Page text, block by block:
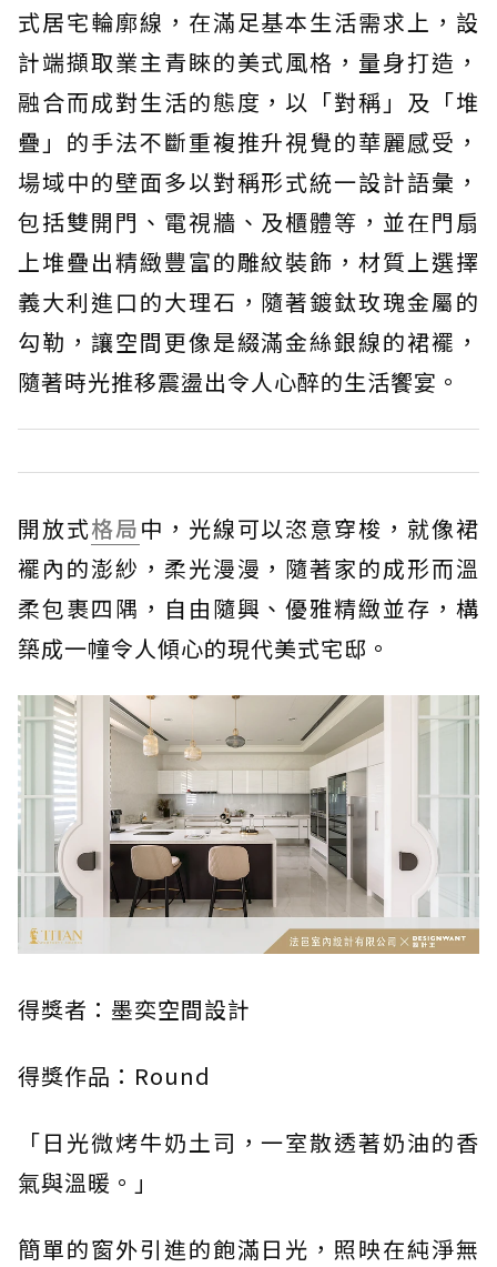
式居宅輪廓線，在滿足基本生活需求上，設
計端擷取業主青睞的美式風格，量身打造，
融合而成對生活的態度，以「對稱」及「堆
疊」的手法不斷重複推升視覺的華麗感受，
場域中的壁面多以對稱形式統一設計語彙，
包括雙開門、電視牆、及櫃體等，並在門扇
上堆疊出精緻豐富的雕紋裝飾，材質上選擇
義大利進口的大理石，隨著鍍鈦玫瑰金屬的
勾勒，讓空間更像是綴滿金絲銀線的裙襬，
隨著時光推移震盪出令人心醉的生活饗宴。
開放式格局中，光線可以恣意穿梭，就像裙
襬內的澎紗，柔光漫漫，隨著家的成形而溫
柔包裹四隅，自由隨興、優雅精緻並存，構
築成一幢令人傾心的現代美式宅邸。
得獎者：墨奕空間設計
得獎作品：Round
「日光微烤牛奶土司，一室散透著奶油的香
氣與溫暖。」
簡單的窗外引進的飽滿日光，照映在純淨無